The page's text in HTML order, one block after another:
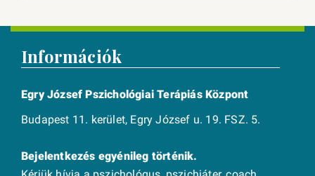
Információk
Egry József Pszichológiai Terápiás Központ
Budapest 11. kerület, Egry József u. 19. FSZ. 5.
Bejelentkezés egyénileg történik.